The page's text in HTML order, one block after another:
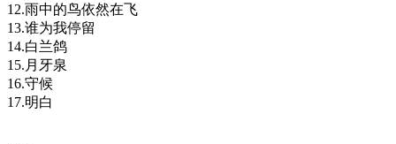
12.雨中的鸟依然在飞
13.谁为我停留
14.白兰鸽
15.月牙泉
16.守候
17.明白